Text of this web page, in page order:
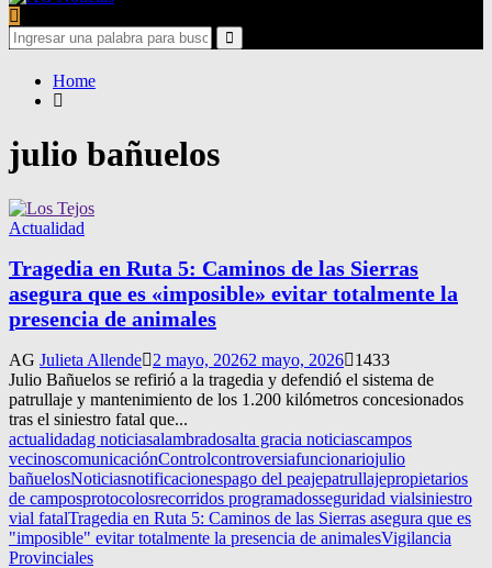
Search
for:
Search
Home
julio bañuelos
Actualidad
Tragedia en Ruta 5: Caminos de las Sierras
asegura que es «imposible» evitar totalmente la
presencia de animales
AG Julieta Allende 2 mayo, 20262 mayo, 2026
1433
Julio Bañuelos se refirió a la tragedia y defendió el sistema de
patrullaje y mantenimiento de los 1.200 kilómetros concesionados
tras el siniestro fatal que...
actualidadag noticiasalambradosalta gracia noticiascampos
vecinoscomunicaciónControlcontroversiafuncionariojulio
bañuelosNoticiasnotificacionespago del peajepatrullajepropietarios
de camposprotocolosrecorridos programadosseguridad vialsiniestro
vial fatalTragedia en Ruta 5: Caminos de las Sierras asegura que es
"imposible" evitar totalmente la presencia de animalesVigilancia
Provinciales